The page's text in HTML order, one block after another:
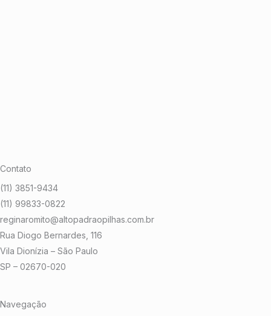
Contato
(11) 3851-9434
(11) 99833-0822
reginaromito@altopadraopilhas.com.br
Rua Diogo Bernardes, 116
Vila Dionízia – São Paulo
SP – 02670-020
Navegação